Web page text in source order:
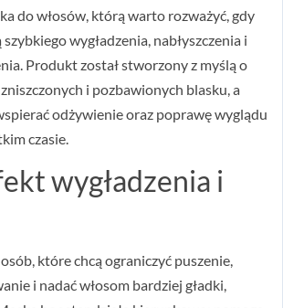
do włosów, którą warto rozważyć, gdy
wygładzenia, nabłyszczenia i
Produkt został stworzony z myślą o
i pozbawionych blasku, a
odżywienie oraz poprawę wyglądu
czasie.
wygładzenia i
które chcą ograniczyć puszenie,
i nadać włosom bardziej gładki,